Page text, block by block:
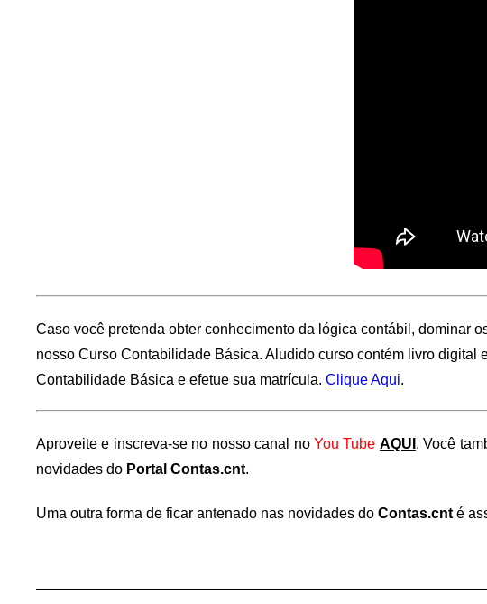
Caso você pretenda obter conhecimento da lógica contábil, dominar
nosso Curso Contabilidade Básica. Aludido curso contém livro
Contabilidade Básica e efetue sua matrícula. Clique Aqui.
Aproveite e inscreva-se no nosso canal no You Tube AQUI . Você
novidades do Portal Contas.cnt.
Uma outra forma de ficar antenado nas novidades do Contas.cnt é